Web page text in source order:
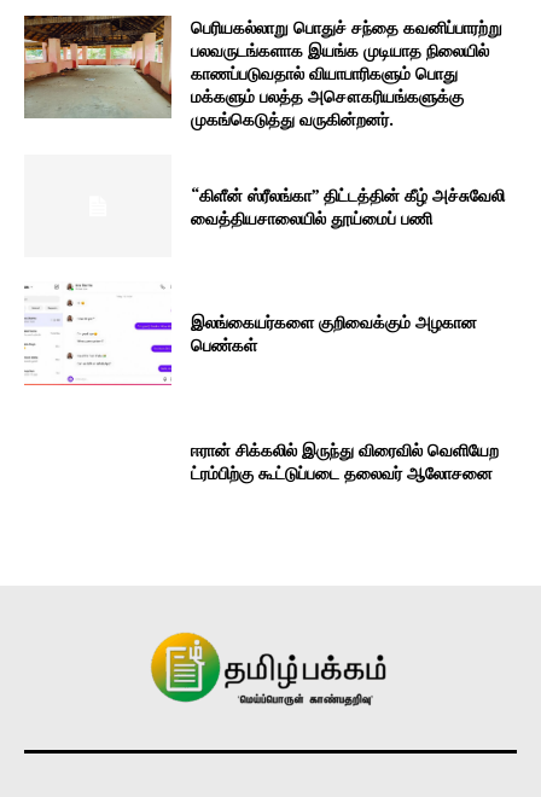
பெரியகல்லாறு பொதுச் சந்தை கவனிப்பாரற்று
பலவருடங்களாக இயங்க முடியாத நிலையில்
காணப்படுவதால் வியாபாரிகளும் பொது
மக்களும் பலத்த அசௌகரியங்களுக்கு
முகங்கெடுத்து வருகின்றனர்.
“கிளீன் ஸ்ரீலங்கா” திட்டத்தின் கீழ் அச்சுவேலி
வைத்தியசாலையில் தூய்மைப் பணி
இலங்கையர்களை குறிவைக்கும் அழகான
பெண்கள்
ஈரான் சிக்கலில் இருந்து விரைவில் வெளியேற
ட்ரம்பிற்கு கூட்டுப்படை தலைவர் ஆலோசனை